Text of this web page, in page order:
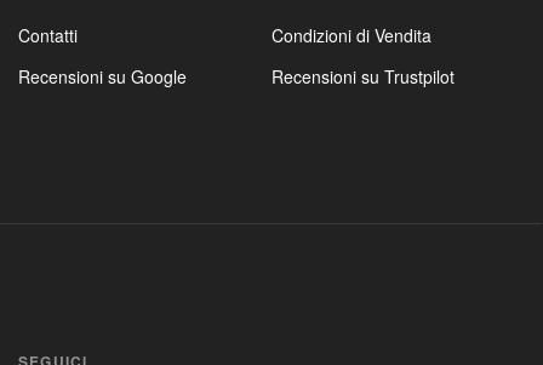
Contatti
Condizioni di Vendita
Recensioni su Google
Recensioni su Trustpilot